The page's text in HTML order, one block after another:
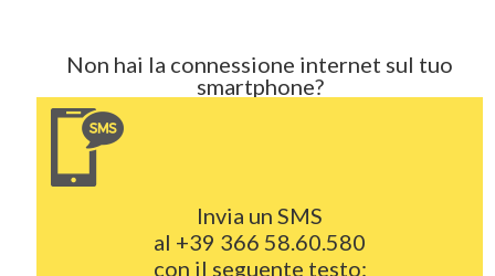
Non hai la connessione internet sul tuo
smartphone?
Invia un SMS
al +39 366 58.60.580
con il seguente testo: